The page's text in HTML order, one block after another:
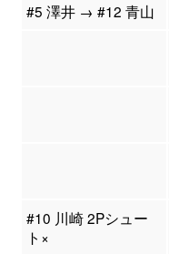
#5 澤井 → #12 青山
#10 川崎 2Pシュー
ト×